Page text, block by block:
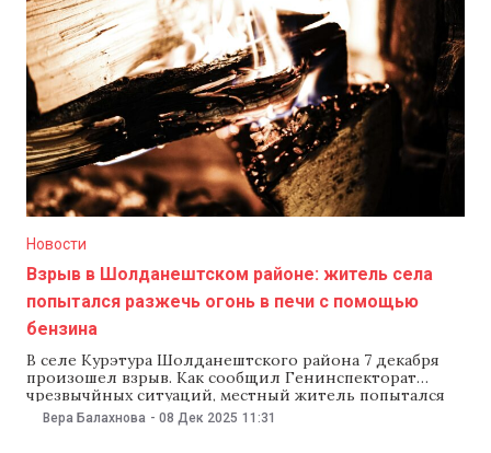
Новости
Взрыв в Шолданештском районе: житель села
попытался разжечь огонь в печи с помощью
бензина
В селе Курэтура Шолданештского района 7 декабря
произошел взрыв. Как сообщил Генинспекторат
чрезвычйных ситуаций, местный житель попытался
дома разжечь огонь в печи, используя бензин.
В результате взрыва 46-летний мужчина получил
Вера Балахнова - 08 Дек 2025 11:31